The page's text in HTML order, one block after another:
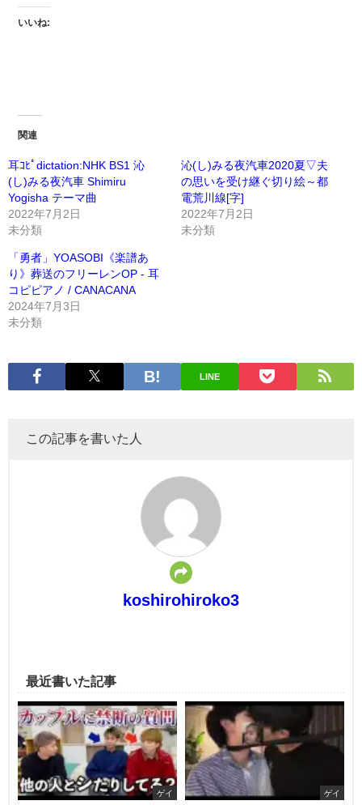
いいね:
関連
耳ｺﾋﾟdictation:NHK BS1 沁
(し)みる夜汽車 Shimiru
Yogisha テーマ曲
2022年7月2日
未分類
沁(し)みる夜汽車2020夏▽夫
の思いを受け継ぐ切り絵～都
電荒川線[字]
2022年7月2日
未分類
「勇者」YOASOBI《楽譜あ
り》葬送のフリーレンOP - 耳
コピピアノ / CANACANA
2024年7月3日
未分類
LINE
この記事を書いた人
koshirohiroko3
最近書いた記事
ゲイ ゲイ